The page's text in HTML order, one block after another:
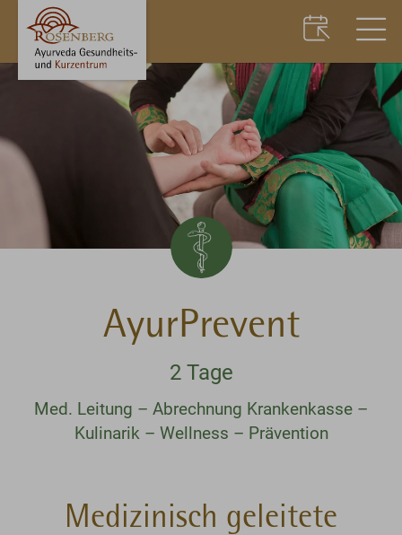
AyurPrevent
2 Tage
Med. Leitung – Abrechnung Krankenkasse –
Kulinarik – Wellness – Prävention
Medizinisch geleitete